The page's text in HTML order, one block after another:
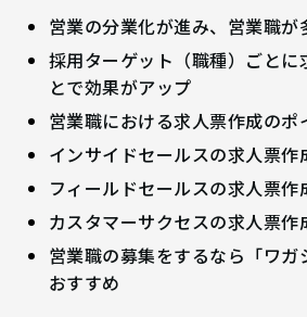
営業の分業化が進み、営業職が
採用ターゲット（職種）ごとに
とで効果がアップ
営業職における求人票作成のポ
インサイドセールスの求人票作
フィールドセールスの求人票作
カスタマーサクセスの求人票作
営業職の募集をするなら「ワ
おすすめ